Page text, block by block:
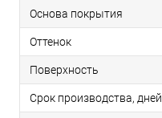
Основа покрытия
Оттенок
Поверхность
Срок производства, дней